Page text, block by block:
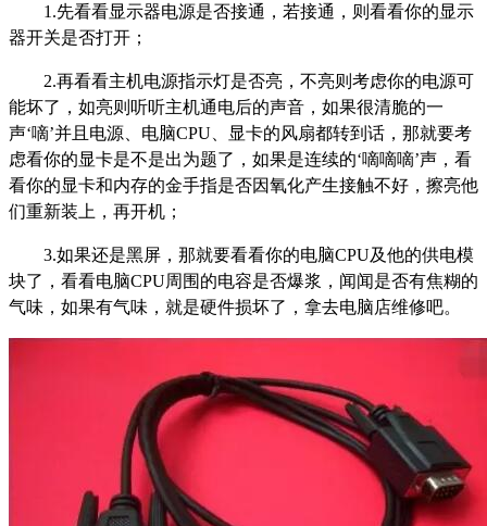
1.先看看显示器电源是否接通，若接通，则看看你的显示
器开关是否打开；
2.再看看主机电源指示灯是否亮，不亮则考虑你的电源可
能坏了，如亮则听听主机通电后的声音，如果很清脆的一
声‘嘀’并且电源、电脑CPU、显卡的风扇都转到话，那就要考
虑看你的显卡是不是出为题了，如果是连续的‘嘀嘀嘀’声，看
看你的显卡和内存的金手指是否因氧化产生接触不好，擦亮他
们重新装上，再开机；
3.如果还是黑屏，那就要看看你的电脑CPU及他的供电模
块了，看看电脑CPU周围的电容是否爆浆，闻闻是否有焦糊的
气味，如果有气味，就是硬件损坏了，拿去电脑店维修吧。